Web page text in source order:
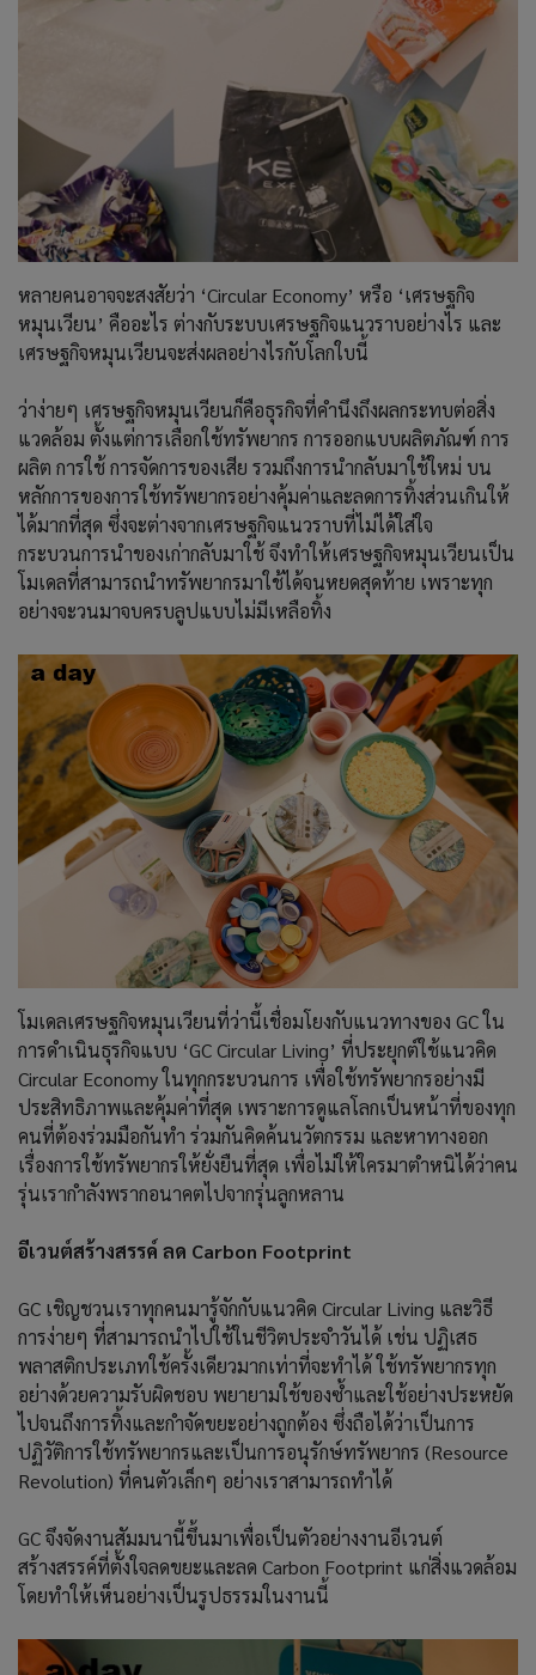
หลายคนอาจจะสงสัยว่า ‘Circular Economy’ หรือ ‘เศรษฐกิจ
หมุนเวียน’ คืออะไร ต่างกับระบบเศรษฐกิจแนวราบอย่างไร และ
เศรษฐกิจหมุนเวียนจะส่งผลอย่างไรกับโลกใบนี้
ว่าง่ายๆ เศรษฐกิจหมุนเวียนก็คือธุรกิจที่คำนึงถึงผลกระทบต่อสิ่ง
แวดล้อม ตั้งแต่การเลือกใช้ทรัพยากร การออกแบบผลิตภัณฑ์ การ
ผลิต การใช้ การจัดการของเสีย รวมถึงการนำกลับมาใช้ใหม่ บน
หลักการของการใช้ทรัพยากรอย่างคุ้มค่าและลดการทิ้งส่วนเกินให้
ได้มากที่สุด ซึ่งจะต่างจากเศรษฐกิจแนวราบที่ไม่ได้ใส่ใจ
กระบวนการนำของเก่ากลับมาใช้ จึงทำให้เศรษฐกิจหมุนเวียนเป็น
โมเดลที่สามารถนำทรัพยากรมาใช้ได้จนหยดสุดท้าย เพราะทุก
อย่างจะวนมาจบครบลูปแบบไม่มีเหลือทิ้ง
โมเดลเศรษฐกิจหมุนเวียนที่ว่านี้เชื่อมโยงกับแนวทางของ GC ใน
การดำเนินธุรกิจแบบ ‘GC Circular Living’ ที่ประยุกต์ใช้แนวคิด
Circular Economy ในทุกกระบวนการ เพื่อใช้ทรัพยากรอย่างมี
ประสิทธิภาพและคุ้มค่าที่สุด เพราะการดูแลโลกเป็นหน้าที่ของทุก
คนที่ต้องร่วมมือกันทำ ร่วมกันคิดค้นนวัตกรรม และหาทางออก
เรื่องการใช้ทรัพยากรให้ยั่งยืนที่สุด เพื่อไม่ให้ใครมาตำหนิได้ว่าคน
รุ่นเรากำลังพรากอนาคตไปจากรุ่นลูกหลาน
อีเวนต์สร้างสรรค์ ลด Carbon Footprint
GC เชิญชวนเราทุกคนมารู้จักกับแนวคิด Circular Living และวิธี
การง่ายๆ ที่สามารถนำไปใช้ในชีวิตประจำวันได้ เช่น ปฏิเสธ
พลาสติกประเภทใช้ครั้งเดียวมากเท่าที่จะทำได้ ใช้ทรัพยากรทุก
อย่างด้วยความรับผิดชอบ พยายามใช้ของซ้ำและใช้อย่างประหยัด
ไปจนถึงการทิ้งและกำจัดขยะอย่างถูกต้อง ซึ่งถือได้ว่าเป็นการ
ปฏิวัติการใช้ทรัพยากรและเป็นการอนุรักษ์ทรัพยากร (Resource
Revolution) ที่คนตัวเล็กๆ อย่างเราสามารถทำได้
GC จึงจัดงานสัมมนานี้ขึ้นมาเพื่อเป็นตัวอย่างงานอีเวนต์
สร้างสรรค์ที่ตั้งใจลดขยะและลด Carbon Footprint แก่สิ่งแวดล้อม
โดยทำให้เห็นอย่างเป็นรูปธรรมในงานนี้